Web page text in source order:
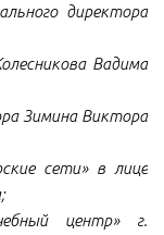
директора
Вадима
Зимина Виктора
сети» в лице
центр» г.